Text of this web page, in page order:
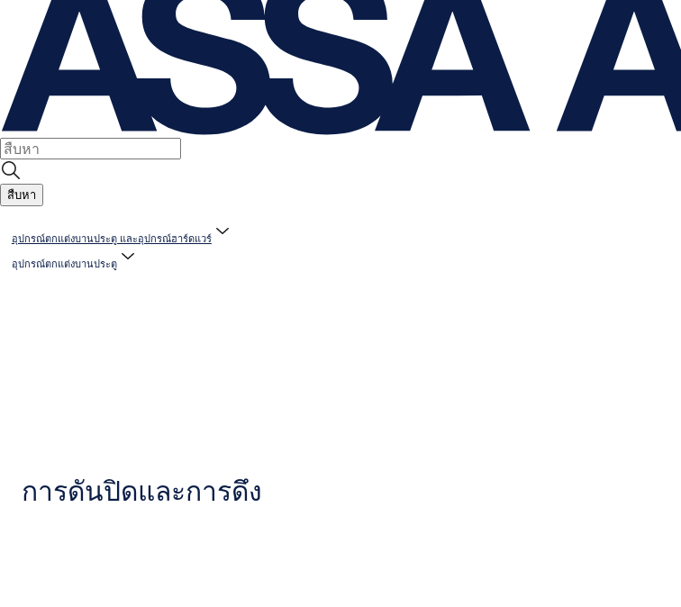
สืบหา
อุปกรณ์ตกแต่งบานประตู และอุปกรณ์ฮาร์ดแวร์
อุปกรณ์ตกแต่งบานประตู
การดันปิดและการดึง